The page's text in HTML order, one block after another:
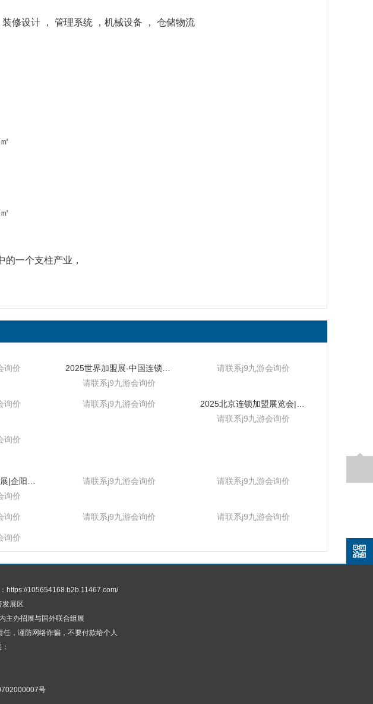
修设计 ， 管理系统 ，机械设备 ， 仓储物流
一个支柱产业，
询价
请联系j9九游会询价
请联系j9九游会询价
询价 请联系j9九游会询价
请联系j9九游会询价
询价
询价
请联系j9九游会询价 请联系j9九游会询价
询价 请联系j9九游会询价 请联系j9九游会询价
询价
https://105654168.b2b.11467.com/
发展区
主办招展与国外联合组展
，谨防网络诈骗，不要付款给个人
号